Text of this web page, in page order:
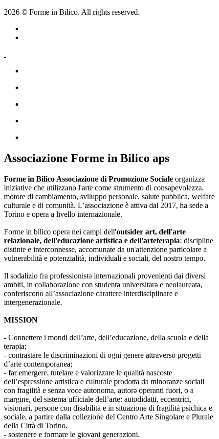
2026 © Forme in Bilico. All rights reserved.
Associazione Forme in Bilico aps
Forme in Bilico Associazione di Promozione Sociale organizza
iniziative che utilizzano l'arte come strumento di consapevolezza,
motore di cambiamento, sviluppo personale, salute pubblica, welfare
culturale e di comunità. L’associazione è attiva dal 2017, ha sede a
Torino e opera a livello internazionale.
Forme in bilico opera nei campi dell'outsider art, dell'arte
relazionale, dell'educazione artistica e dell'arteterapia: discipline
distinte e interconnesse, accomunate da un'attenzione particolare a
vulnerabilità e potenzialità, individuali e sociali, del nostro tempo.
Il sodalizio fra professionistə internazionali provenienti dai diversi
ambiti, in collaborazione con studentə universitarə e neolaureatə,
conferiscono all’associazione carattere interdisciplinare e
intergenerazionale.
MISSION
- Connettere i mondi dell’arte, dell’educazione, della scuola e della
terapia;
- contrastare le discriminazioni di ogni genere attraverso progetti
d’arte contemporanea;
- far emergere, tutelare e valorizzare le qualità nascoste
dell’espressione artistica e culturale prodotta da minoranze sociali
con fragilità e senza voce autonoma, autorə operanti fuori, o a
margine, del sistema ufficiale dell’arte: autodidatti, eccentrici,
visionari, persone con disabilità e in situazione di fragilità psichica e
sociale, a partire dalla collezione del Centro Arte Singolare e Plurale
della Città di Torino.
- sostenere e formare le giovani generazioni.